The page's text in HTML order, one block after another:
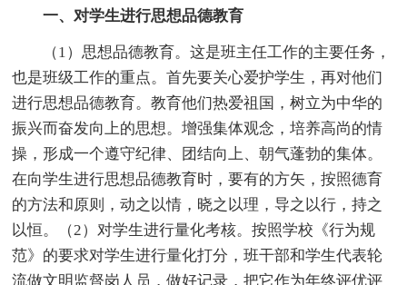
一、对学生进行思想品德教育
（1）思想品德教育。这是班主任工作的主要任务，
也是班级工作的重点。首先要关心爱护学生，再对他们
进行思想品德教育。教育他们热爱祖国，树立为中华的
振兴而奋发向上的思想。增强集体观念，培养高尚的情
操，形成一个遵守纪律、团结向上、朝气蓬勃的集体。
在向学生进行思想品德教育时，要有的方矢，按照德育
的方法和原则，动之以情，晓之以理，导之以行，持之
以恒。（2）对学生进行量化考核。按照学校《行为规
范》的要求对学生进行量化打分，班干部和学生代表轮
流做文明监督岗人员，做好记录，把它作为年终评优评